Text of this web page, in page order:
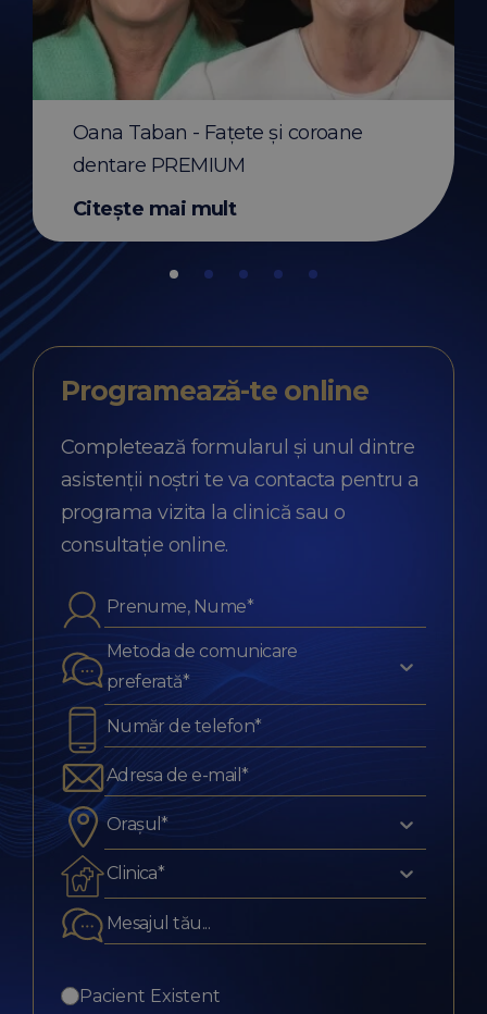
Oana Taban - Fațete și coroane
dentare PREMIUM
Citește mai mult
Before & After
transparent
Programează-te online
Completează formularul și unul dintre
asistenții noștri te va contacta pentru a
programa vizita la clinică sau o
consultație online.
Metoda de comunicare
preferată*
Orașul*
Clinica*
Pacient Existent